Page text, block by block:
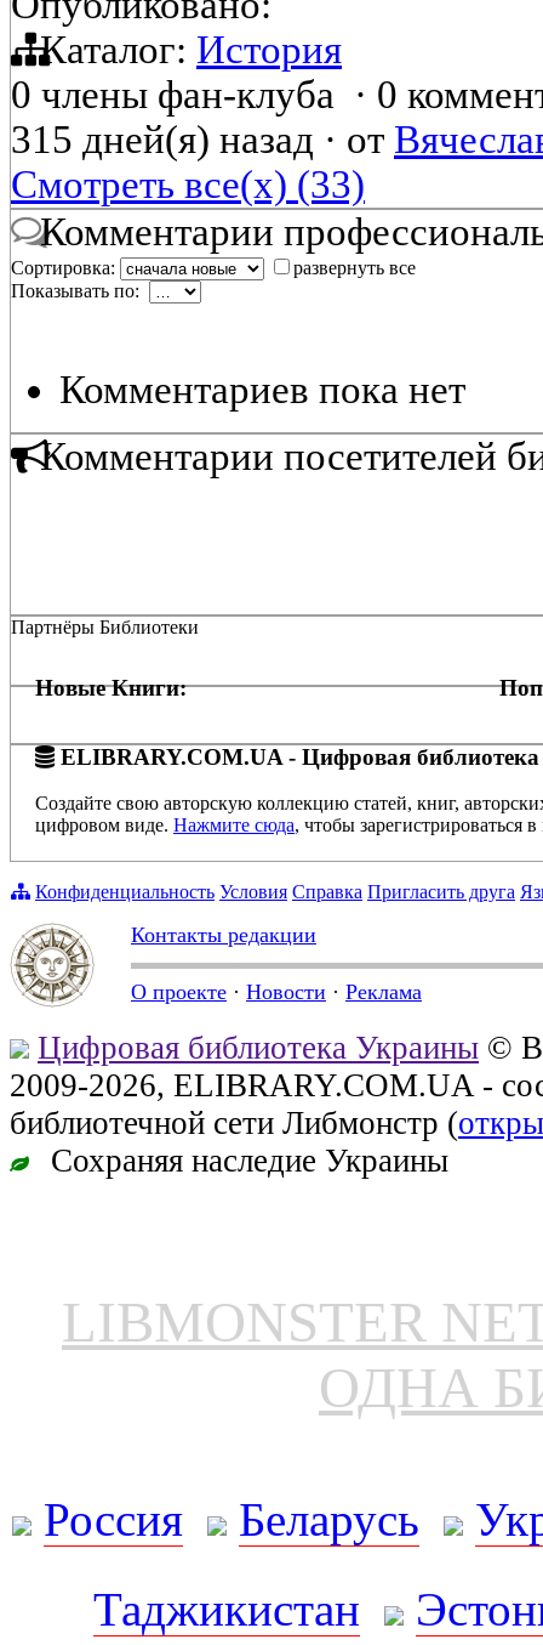
Каталог: История
0 члены фан-клуба · 0
315 дней(я) назад · от
Смотреть все(х) (33)
Комментарии
Сортировка:
развернуть все
Показывать по:
Комментариев пока нет
Комментарии посетителей
Партнёры Библиотеки
Новые Книги:
ELIBRARY.COM.UA - Цифровая библиотека
Создайте свою авторскую коллекцию статей, книг,
цифровом виде. Нажмите сюда, чтобы зарегистрироваться в
Конфиденциальность Условия Справка Пригласить друга
Контакты редакции
О проекте · Новости · Реклама
Цифровая библиотека Украины ©
2009-2026, ELIBRARY.COM.UA -
библиотечной сети Либмонстр (
Сохраняя наследие Украины
LIBMONSTER
ОДНА
Россия Беларусь
Таджикистан